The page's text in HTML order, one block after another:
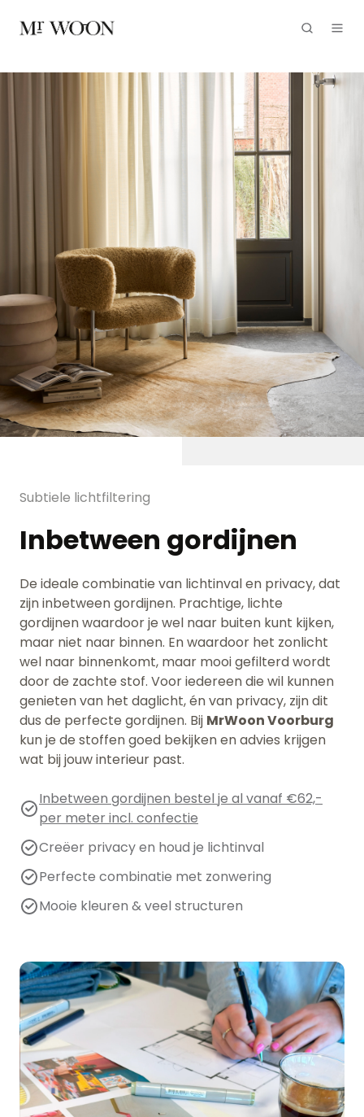
Subtiele lichtfiltering
Inbetween gordijnen
De ideale combinatie van lichtinval en privacy, dat
zijn inbetween gordijnen. Prachtige, lichte
gordijnen waardoor je wel naar buiten kunt kijken,
maar niet naar binnen. En waardoor het zonlicht
wel naar binnenkomt, maar mooi gefilterd wordt
door de zachte stof. Voor iedereen die wil kunnen
genieten van het daglicht, én van privacy, zijn dit
dus de perfecte gordijnen. Bij MrWoon Voorburg
kun je de stoffen goed bekijken en advies krijgen
wat bij jouw interieur past.
Inbetween gordijnen bestel je al vanaf €62,-
per meter incl. confectie
Creëer privacy en houd je lichtinval
Perfecte combinatie met zonwering
Mooie kleuren & veel structuren